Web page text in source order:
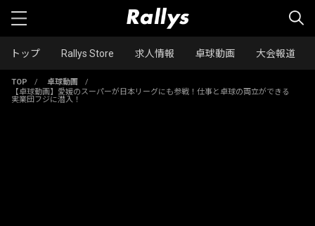
トップ Rallys Store 求人情報 卓球動画 大会報道
TOP / 卓球動画
/
【卓球動画】愛媛のスーパーが日本リーグにも参戦！仕事と卓球の両立ができる
実業団フジに潜入！